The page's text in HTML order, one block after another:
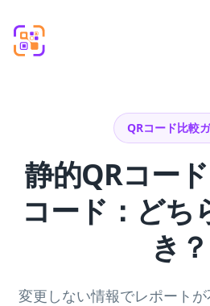
QRコード比較
静的QRコー
コード：どち
き？
変更しない情報でレポート